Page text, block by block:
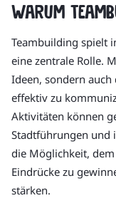
Warum
Teambuilding spielt
eine zentrale Rolle.
Ideen, sondern auch
effektiv zu
Aktivitäten können
Stadtführungen und
die Möglichkeit,
Eindrücke zu
stärken.